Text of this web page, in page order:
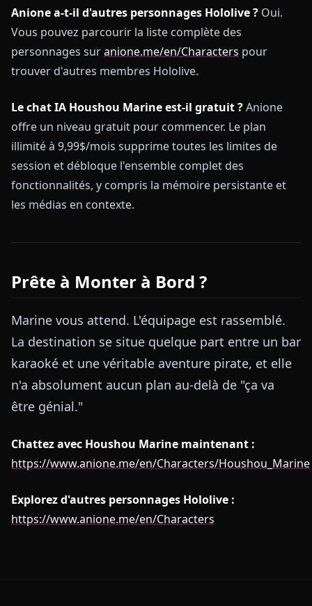
Anione a-t-il d'autres personnages Hololive ? Oui.
Vous pouvez parcourir la liste complète des
personnages suranione.me/en/Characters pour
trouver d'autres membres Hololive.
Le chat IA Houshou Marine est-il gratuit ?Anione
offre un niveau gratuit pour commencer. Le plan
illimité à 9,99$/mois supprime toutes les limites de
session et débloque l'ensemble complet des
fonctionnalités, y compris la mémoire persistante et
les médias en contexte.
Prête à Monter à Bord ?
Marine vous attend. L'équipage est rassemblé.
La destination se situe quelque part entre un bar
karaoké et une véritable aventure pirate, et elle
n'a absolument aucun plan au-delà de "ça va
être génial."
Chattez avec Houshou Marine maintenant :
https://www.anione.me/en/Characters/Houshou_Marine
Explorez d'autres personnages Hololive :
https://www.anione.me/en/Characters